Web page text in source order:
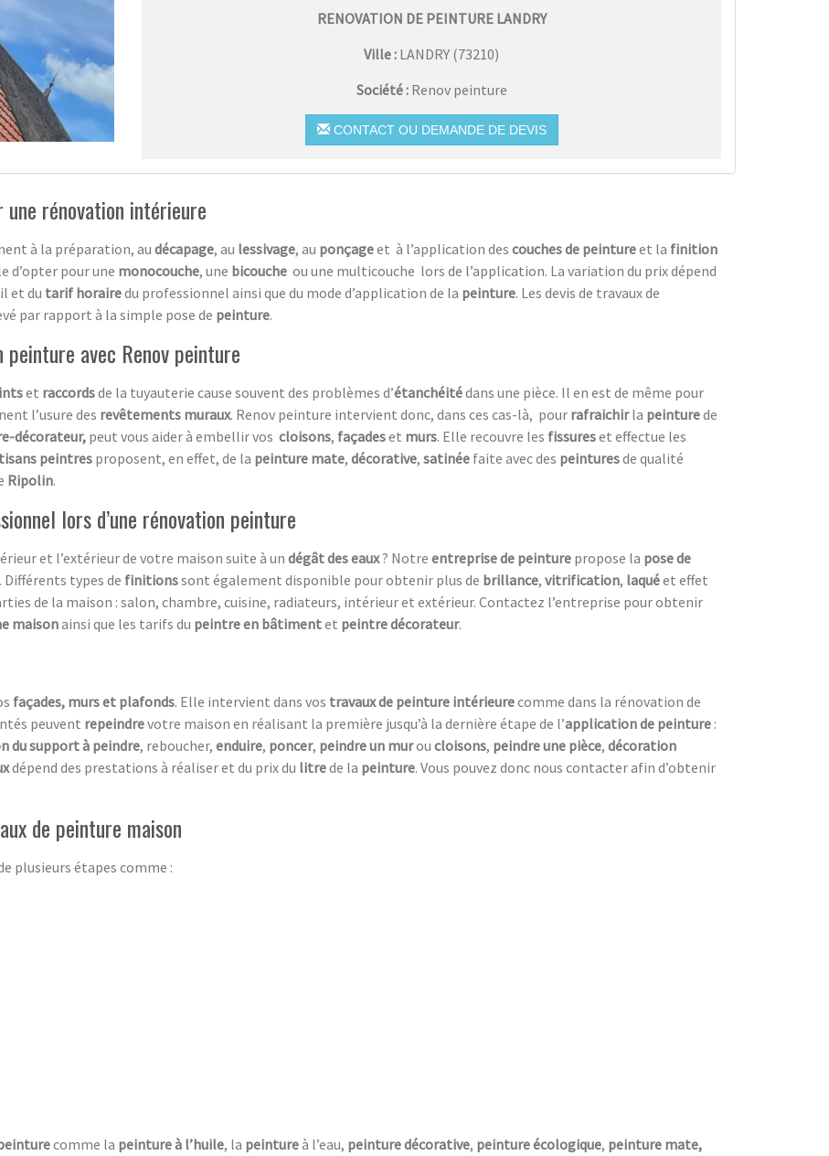
RENOVATION DE PEINTURE LANDRY
Ville : LANDRY (73210)
Société : Renov peinture
CONTACT OU DEMANDE DE DEVIS
rénovation intérieure
à la préparation, au décapage, au lessivage, au ponçageet à l’application des couches de peintureet la finition
d’opter pour une monocouche, une bicouche ou une multicouche lors de l’application. La variation du prix dépend
et du tarif horairedu professionnel ainsi que du mode d’application de la peinture. Les devis de travaux de
par rapport à la simple pose de peinture.
avec Renov peinture
et raccordsde la tuyauterie cause souvent des problèmes d’étanchéitédans une pièce. Il en est de même pour
l’usure des revêtements muraux. Renov peinture intervient donc, dans ces cas-là, pour rafraichirla peinturede
décorateur, peut vous aider à embellir vos cloisons, façadeset murs. Elle recouvre les fissureset effectue les
peintresproposent, en effet, de la peinture mate, décorative, satinée faite avec des peinturesde qualité
Ripolin.
lors d’une rénovation peinture
et l’extérieur de votre maison suite à un dégâtdes eaux? Notre entreprise de peinture propose la pose de
Différents types de finitionssont également disponible pour obtenir plus de brillance, vitrification, laquéet effet
de la maison : salon, chambre, cuisine, radiateurs, intérieur et extérieur. Contactez l’entreprise pour obtenir
maisonainsi que les tarifs du peintre en bâtimentet peintre décorateur.
façades, murs et plafonds. Elle intervient dans vos travaux de peinture intérieurecomme dans la rénovation de
peuvent repeindrevotre maison en réalisant la première jusqu’à la dernière étape de l’application de peinture :
dusupport à peindre, reboucher, enduire, poncer, peindre un murou cloisons, peindre une pièce, décoration
dépend des prestations à réaliser et du prix du litrede la peinture. Vous pouvez donc nous contacter afin d’obtenir
de peinture maison
plusieurs étapes comme :
comme la peinture à l’huile, la peintureà l’eau, peinturedécorative, peinture écologique, peinture mate,